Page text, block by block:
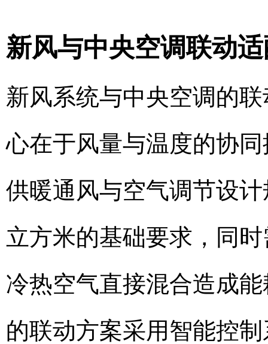
新风与中央空调联动
新风系统与中央空调的
心在于风量与温度的协
供暖通风与空气调节设
立方米的基础要求，同
冷热空气直接混合造成
的联动方案采用智能控